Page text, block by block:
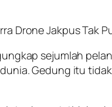
Drone Jakpus Tak
sejumlah
Gedung itu